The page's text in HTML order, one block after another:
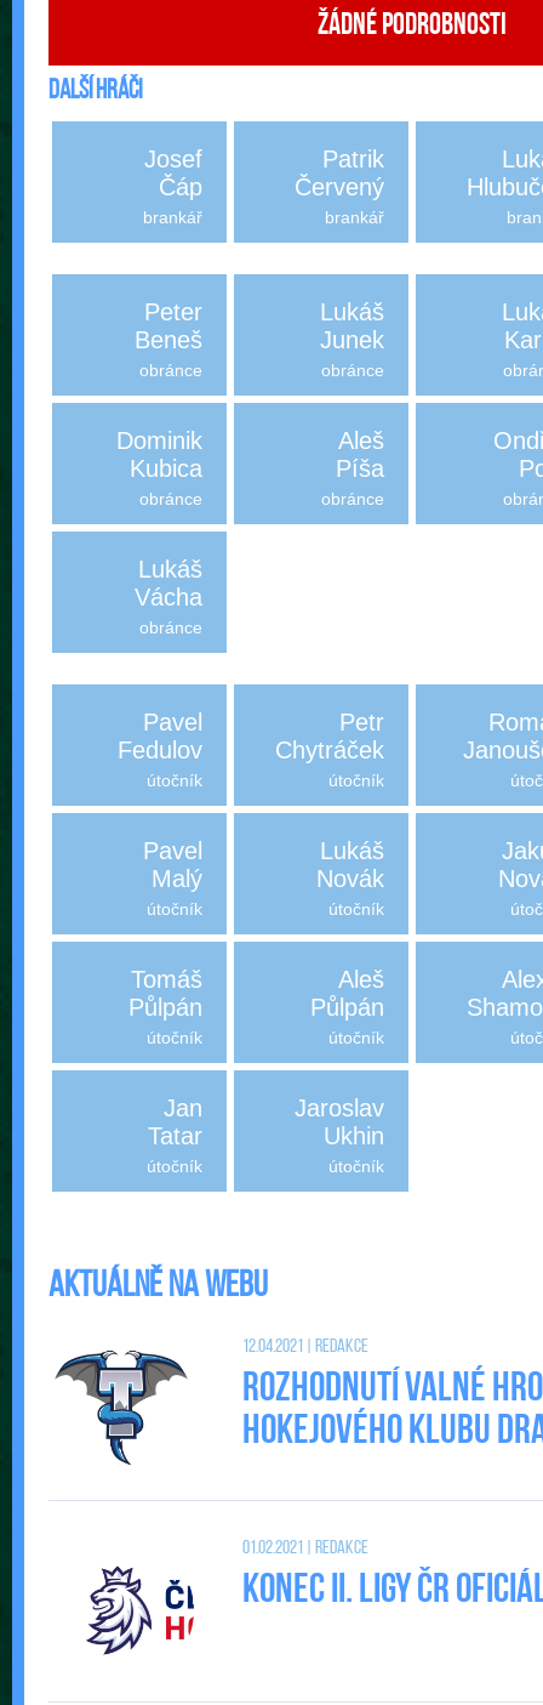
Žádné podrobnosti
Další hráči
Josef
Čáp
brankář
Patrik
Červený
brankář
Peter
Beneš
obránce
Lukáš
Junek
obránce
Dominik
Kubica
obránce
Aleš
Píša
obránce
Lukáš
Vácha
obránce
Pavel
Fedulov
útočník
Petr
Chytráček
útočník
Pavel
Malý
útočník
Lukáš
Novák
útočník
Tomáš
Půlpán
útočník
Aleš
Půlpán
útočník
Jan
Tatar
útočník
Jaroslav
Ukhin
útočník
Aktuálně na webu
12.04.2021 | Redakce
Rozhodnutí valné
Hokejového klubu
01.02.2021 | Redakce
Konec II. Ligy ČR